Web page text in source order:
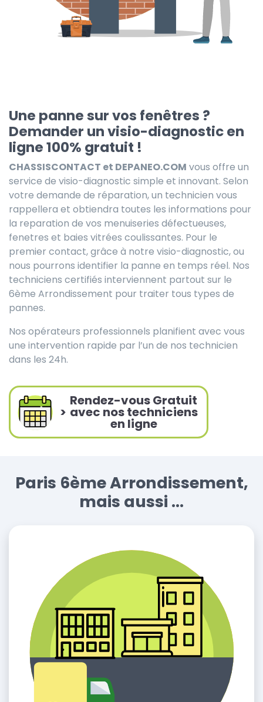
Une panne sur vos fenêtres ?
Demander un visio-diagnostic en
ligne 100% gratuit !
CHASSISCONTACT et DEPANEO.COM vous offre un
service de visio-diagnostic simple et innovant. Selon
votre demande de réparation, un technicien vous
rappellera et obtiendra toutes les informations pour
la reparation de vos menuiseries défectueuses,
fenetres et baies vitrées coulissantes. Pour le
premier contact, grâce à notre visio-diagnostic, ou
nous pourrons identifier la panne en temps réel. Nos
techniciens certifiés interviennent partout sur le
6ème Arrondissement pour traiter tous types de
pannes.
Nos opérateurs professionnels planifient avec vous
une intervention rapide par l’un de nos technicien
dans les 24h.
>
Rendez-vous Gratuit
avec nos techniciens
en ligne
Paris 6ème Arrondissement,
mais aussi ...